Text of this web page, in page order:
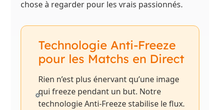
chose à regarder pour les vrais passionnés.
Technologie Anti-Freeze
pour les Matchs en Direct
Rien n’est plus énervant qu’une image
qui freeze pendant un but. Notre
technologie Anti-Freeze stabilise le flux.